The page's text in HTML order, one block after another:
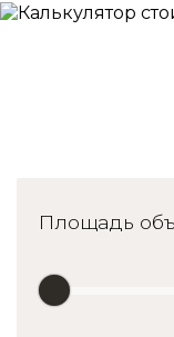
Площадь